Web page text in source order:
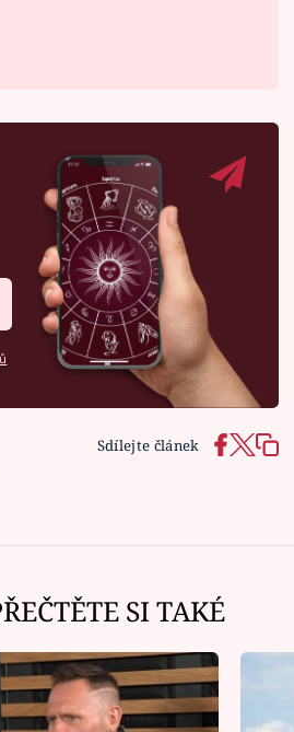
Sdílejte článek
SI TAKÉ